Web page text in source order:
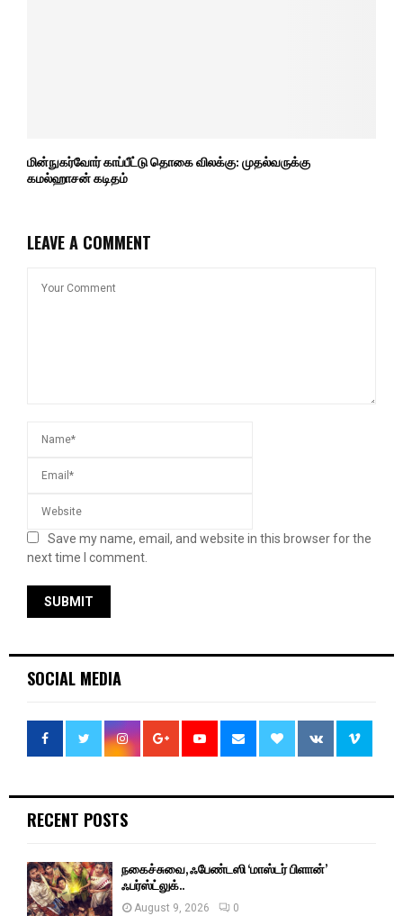
மின்நுகர்வோர் காப்பீட்டு தொகை விலக்கு: முதல்வருக்கு
கமல்ஹாசன் கடிதம்
LEAVE A COMMENT
Save my name, email, and website in this browser for the
next time I comment.
SOCIAL MEDIA
RECENT POSTS
நகைச்சுவை, ஃபேண்டஸி ‘மாஸ்டர் பிளான்’
ஃபர்ஸ்ட்லுக்..
August 9, 2026 0